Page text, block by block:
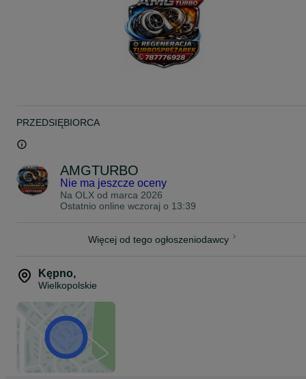
pojemność: 1968 ccm 2.0 tdi
jesteś zainteresowany to zapraszam do kontaktu!
turbo bmp, turbina 2.0 tdi 140km, passat b6 turbo, golf 5 2.0 tdi,
audi a3 8p turbo, garrett bmp, vag diesel turbo, bkd bmp turbo, 2.0
PRZEDSIĘBIORCA
AMGTURBO
Nie ma jeszcze oceny
Na OLX od marca 2026
Ostatnio online wczoraj o 13:39
Więcej od tego ogłoszeniodawcy
Kępno,
Wielkopolskie